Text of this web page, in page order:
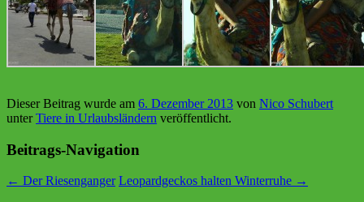
Dieser Beitrag wurde am 6. Dezember 2013 von Nico Schubert
unterTiere in Urlaubsländern veröffentlicht.
Beitrags-Navigation
← Der Riesenganger Leopardgeckos halten Winterruhe →